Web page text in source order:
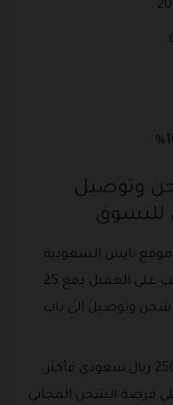
.
وتوصيل
للتسوق
موقع نايس السعودية
أقل من 250 ريال سعودي، يتطلب على العميل دفع 25
وتوصيل الى باب
إذا كانت مشتريات متجر نايس 250 ريال سعودي فأكثر،
فرصة الشحن المجاني